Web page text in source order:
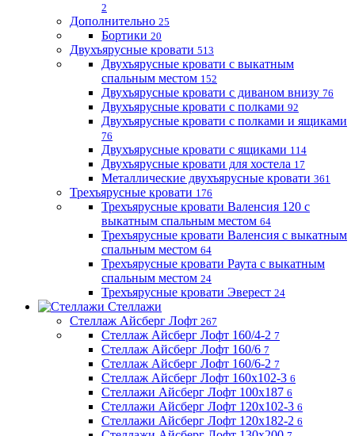
2
Дополнительно 25
Бортики 20
Двухъярусные кровати 513
Двухъярусные кровати с выкатным
спальным местом 152
Двухъярусные кровати с диваном внизу 76
Двухъярусные кровати с полками 92
Двухъярусные кровати с полками и ящиками
76
Двухъярусные кровати с ящиками 114
Двухъярусные кровати для хостела 17
Металлические двухъярусные кровати 361
Трехъярусные кровати 176
Трехъярусные кровати Валенсия 120 с
выкатным спальным местом 64
Трехъярусные кровати Валенсия с выкатным
спальным местом 64
Трехъярусные кровати Раута с выкатным
спальным местом 24
Трехъярусные кровати Эверест 24
Стеллажи
Стеллаж Айсберг Лофт 267
Стеллаж Айсберг Лофт 160/4-2 7
Стеллаж Айсберг Лофт 160/6 7
Стеллаж Айсберг Лофт 160/6-2 7
Стеллаж Айсберг Лофт 160х102-3 6
Стеллажи Айсберг Лофт 100х187 6
Стеллажи Айсберг Лофт 120х102-3 6
Стеллажи Айсберг Лофт 120х182-2 6